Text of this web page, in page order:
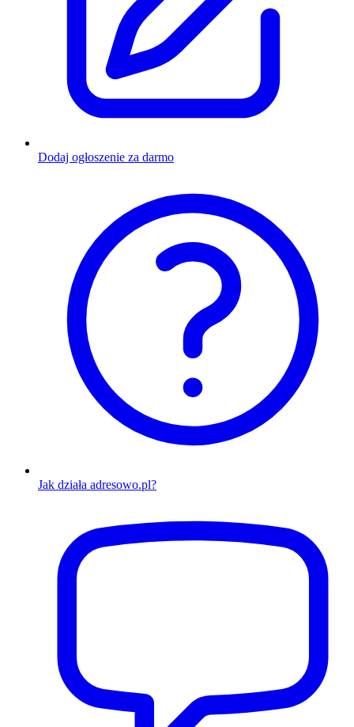
Dodaj ogłoszenie za darmo
Jak działa adresowo.pl?